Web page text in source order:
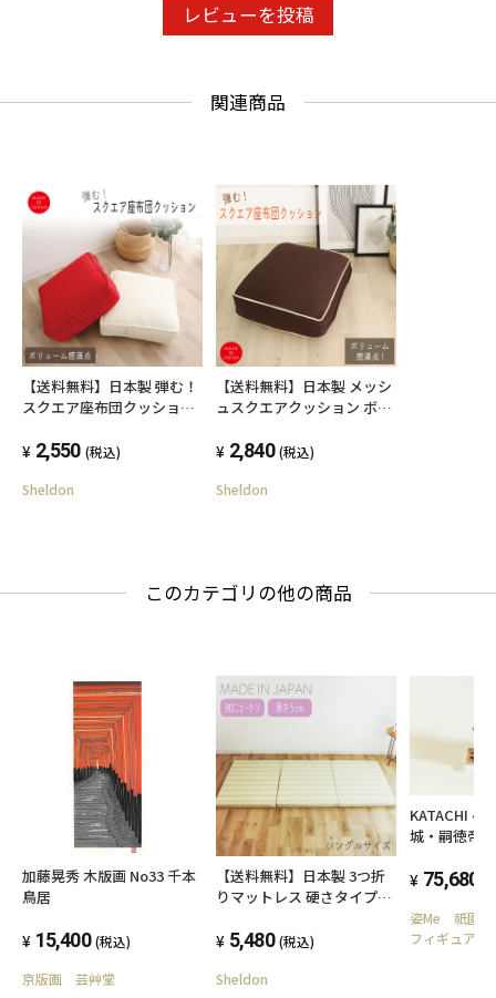
レビューを投稿
関連商品
【送料無料】日本製 弾む！
スクエア座布団クッション
スクエア 正方形 リビング座
子 座イス 背もたれ コンパ
2,550 (税込)
Sheldon
【送料無料】日本製 メッシ
ュスクエアクッション ボリ
ォッシャブル 正方形 リビン
きい 北欧 座椅子 座イス 背
2,840 (税込)
Sheldon
このカテゴリの他の商品
加藤晃秀 木版画 No33 千本
鳥居
15,400 (税込)
京版画 芸艸堂
【送料無料】日本製 3つ折
りマットレス 硬さタイプ：
ン 厚さ5cm お子様にも安心
易 軽い キッズ 子供 車中泊
5,480 (税込)
Sheldon
KATACHI ベトナム 順化皇
城・嗣徳帝廟
75,680
姿Me 祇園
フィギュア制